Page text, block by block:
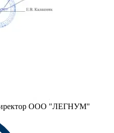
ООО "ЛЕГНУМ"